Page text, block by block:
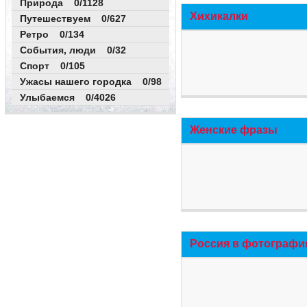
Природа 0/1128
Путешествуем 0/627
Ретро 0/134
События, люди 0/32
Спорт 0/105
Ужасы нашего городка 0/98
Улыбаемся 0/4026
Хихикалки
Женские фразы
Россия в